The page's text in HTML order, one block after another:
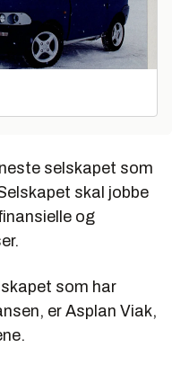
selskapet som
skal jobbe
og
som har
er Asplan Viak,